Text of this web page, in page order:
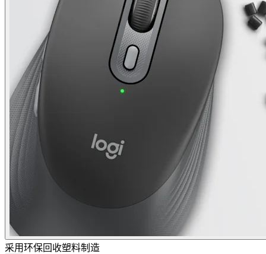
采用环保回收塑料制造